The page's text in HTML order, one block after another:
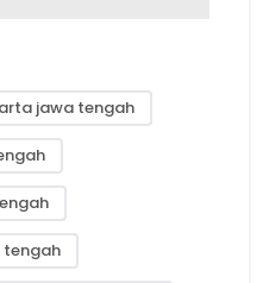
jawa tengah
tengah